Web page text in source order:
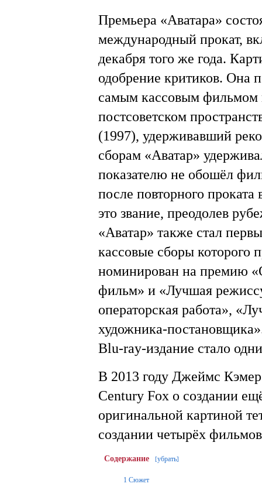
Премьера «Аватара»
международный прокат,
декабря того же года.
одобрение критиков. Она
самым кассовым фильмом
постсоветском
(1997), удерживавший
сборам «Аватар»
показателю не обошёл
после повторного проката
это звание, преодолев
«Аватар» также стал
кассовые сборы
номинирован на премию
фильм» и «Лучшая
операторская работа»,
художника-
Blu-ray-издание стало
В 2013 году Джеймс
Century Fox о создании
оригинальной картиной
создании четырёх
Содержание [убрать]
1 Сюжет